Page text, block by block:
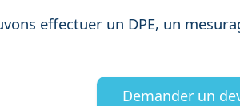
effectuer un DPE, un
Demander un